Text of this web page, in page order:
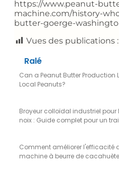
https://www.peanut-
machine.com/history-
butter-goerge-
Vues des publications :
Ralé
Can a Peanut Butter Production
Local Peanuts?
Broyeur colloïdal industriel
noix : Guide complet pour un
Comment améliorer l'efficacité
machine à beurre de